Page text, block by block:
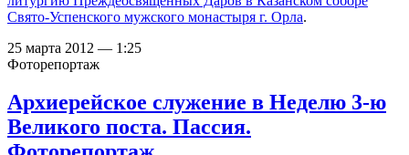
Свято-Успенского мужского монастыря г. Орла.
25 марта 2012 — 1:25
Фоторепортаж
Архиерейское служение в Неделю 3-ю
Великого поста. Пассия.